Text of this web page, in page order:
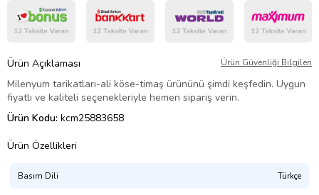
Ürün Açıklaması Ürün Güvenliği Bilgileri
Milenyum tarikatları-ali köse-timaş ürününü şimdi keşfedin. Uygun
fiyatlı ve kaliteli seçenekleriyle hemen sipariş verin.
Ürün Kodu: kcm25883658
Ürün Özellikleri
Basım Dili Türkçe